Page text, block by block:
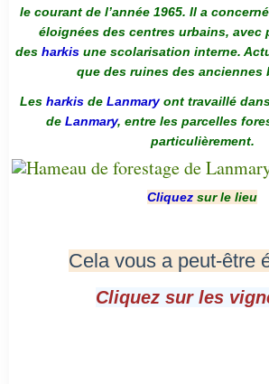
le courant de l’année 1965. Il a
éloignées des centres urbains, avec
des harkis une scolarisation interne.
que des ruines des anciennes
Les harkis de Lanmaryont travaillé
de Lanmary, entre les parcelles
particulièrement.
Cliquez sur le lieu
Cela vous a peut-être
Cliquez sur les